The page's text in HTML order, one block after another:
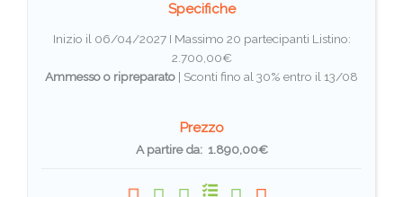
Specifiche
Inizio il 06/04/2027 I Massimo 20 partecipanti Listino:
2.700,00€
Ammesso o ripreparato | Sconti fino al 30% entro il 13/08
Prezzo
A partire da: 1.890,00€